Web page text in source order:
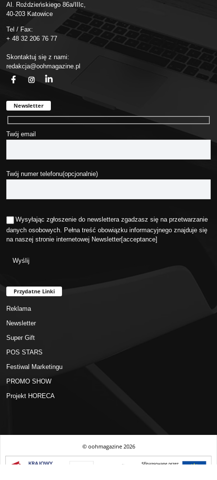
Al. Roździeńskiego 86a/IIIc,
40-203 Katowice
Tel / Fax:
+ 48 32 206 76 77
Skontaktuj się z nami:
redakcja@oohmagazine.pl
Newsletter
Twój email
Twój numer telefonu(opcjonalnie)
Wysyłając zgłoszenie do newslettera zgadzasz się na przetwarzanie
danych osobowych. Pełna treść obowiązku informacyjnego znajduje się
na naszej stronie internetowej Newsletter[acceptance]
Przydatne Linki
Reklama
Newsletter
Super Gift
POS STARS
Festiwal Marketingu
PROMO SHOW
Projekt HORECA
© oohmagazine2026